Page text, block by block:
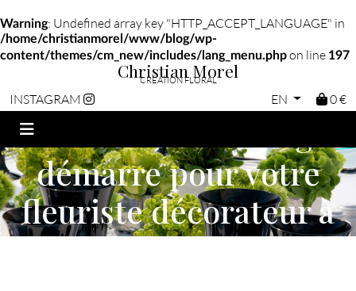
Warning: Undefined array key "HTTP_ACCEPT_LANGUAGE" in
/home/christianmorel/www/blog/wp-
content/themes/cm_new/includes/lang_menu.phpon line 197
INSTAGRAM
Christian Morel
CRÉATION FLORAL
EN 0 €
La saison des Mariages
démarre pour votre
fleuriste décorateur à
paris